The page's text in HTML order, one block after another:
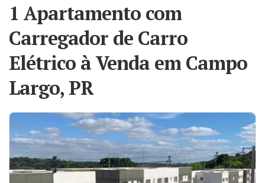
1 Apartamento com
Carregador de Carro
Elétrico à Venda em Campo
Largo, PR